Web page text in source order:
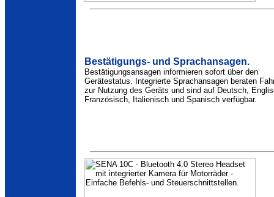
Bestätigungs- und Sprachansagen.
Bestätigungsansagen informieren sofort über den
Gerätestatus. Integrierte Sprachansagen beraten
zur Nutzung des Geräts und sind auf Deutsch,
Französisch, Italienisch und Spanisch verfügbar.